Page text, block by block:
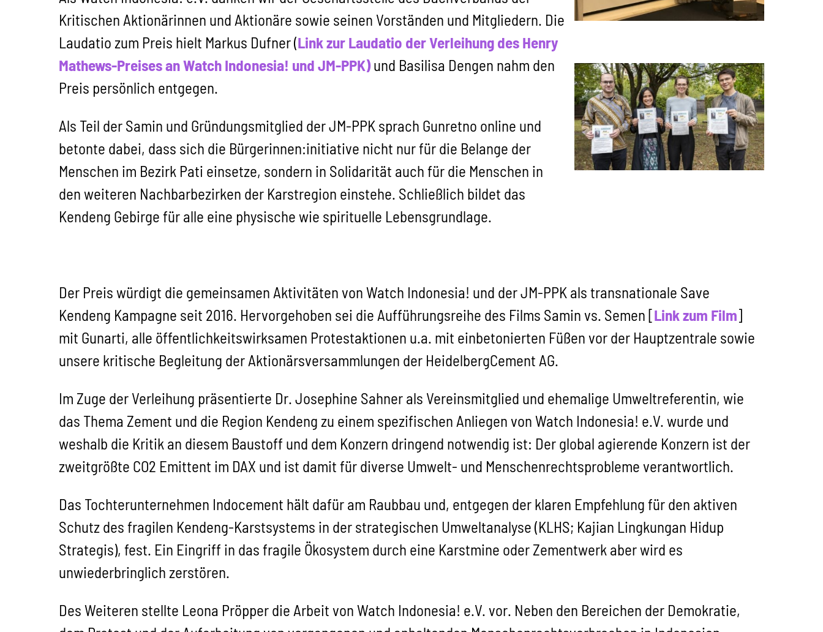
Kritischen Aktionärinnen und Aktionäre sowie seinen Vorständen und Mitgliedern. Die
Laudatio zum Preis hielt Markus Dufner (Link zur Laudatio der Verleihung des Henry
Mathews-Preises an Watch Indonesia! und JM-PPK)und Basilisa Dengen nahm den
Preis persönlich entgegen.
Als Teil der Samin und Gründungsmitglied der JM-PPK sprach Gunretno online und
betonte dabei, dass sich die Bürgerinnen:initiative nicht nur für die Belange der
Menschen im Bezirk Pati einsetze, sondern in Solidarität auch für die Menschen in
den weiteren Nachbarbezirken der Karstregion einstehe. Schließlich bildet das
Kendeng Gebirge für alle eine physische wie spirituelle Lebensgrundlage.
Der Preis würdigt die gemeinsamen Aktivitäten von Watch Indonesia! und der JM-PPK als transnationale Save
Kendeng Kampagne seit 2016. Hervorgehoben sei die Aufführungsreihe des Films Samin vs. Semen [Link zum Film]
mit Gunarti, alle öffentlichkeitswirksamen Protestaktionen u.a. mit einbetonierten Füßen vor der Hauptzentrale sowie
unsere kritische Begleitung der Aktionärsversammlungen der HeidelbergCement AG.
Im Zuge der Verleihung präsentierte Dr. Josephine Sahner als Vereinsmitglied und ehemalige Umweltreferentin, wie
das Thema Zement und die Region Kendeng zu einem spezifischen Anliegen von Watch Indonesia! e.V. wurde und
weshalb die Kritik an diesem Baustoff und dem Konzern dringend notwendig ist: Der global agierende Konzern ist der
zweitgrößte CO2 Emittent im DAX und ist damit für diverse Umwelt- und Menschenrechtsprobleme verantwortlich.
Das Tochterunternehmen Indocement hält dafür am Raubbau und, entgegen der klaren Empfehlung für den aktiven
Schutz des fragilen Kendeng-Karstsystems in der strategischen Umweltanalyse (KLHS; Kajian Lingkungan Hidup
Strategis), fest. Ein Eingriff in das fragile Ökosystem durch eine Karstmine oder Zementwerk aber wird es
unwiederbringlich zerstören.
Des Weiteren stellte Leona Pröpper die Arbeit von Watch Indonesia! e.V. vor. Neben den Bereichen der Demokratie,